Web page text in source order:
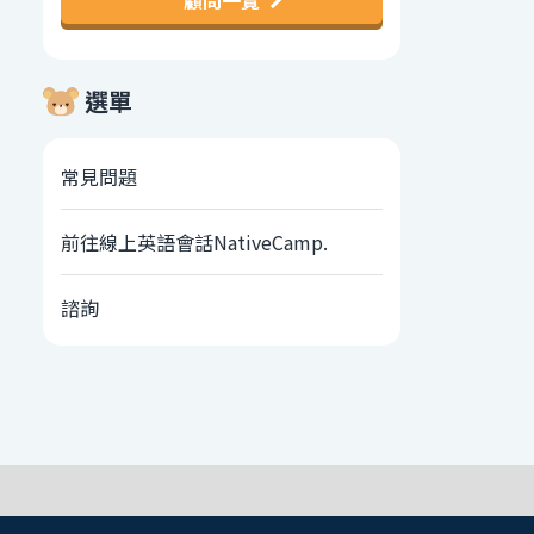
選單
常見問題
前往線上英語會話NativeCamp.
諮詢